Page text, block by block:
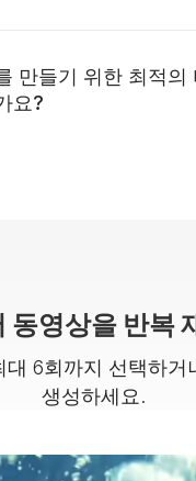
만들기 위한 최적의
요?
동영상을 반복
대 6회까지 선택하거
생성하세요.